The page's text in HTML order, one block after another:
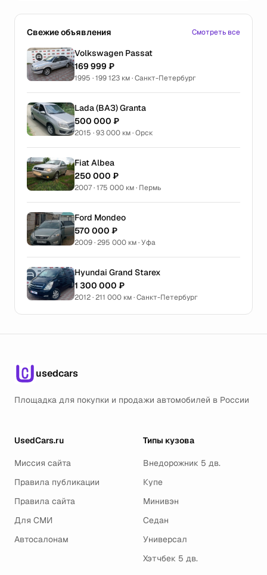
Свежие объявления Смотреть все
Volkswagen Passat
169 999 ₽
1995 · 199 123 км · Санкт-Петербург
Lada (ВАЗ) Granta
500 000 ₽
2015 · 93 000 км · Орск
Fiat Albea
250 000 ₽
2007 · 175 000 км · Пермь
Ford Mondeo
570 000 ₽
2009 · 295 000 км · Уфа
Hyundai Grand Starex
1 300 000 ₽
2012 · 211 000 км · Санкт-Петербург
usedcars
Площадка для покупки и продажи автомобилей в России
UsedCars.ru
Миссия сайта
Правила публикации
Правила сайта
Для СМИ
Автосалонам
Типы кузова
Внедорожник 5 дв.
Купе
Минивэн
Седан
Универсал
Хэтчбек 5 дв.